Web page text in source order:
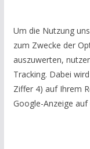
Um die Nutzung
zum Zwecke der
auszuwerten,
Tracking. Dabei
Ziffer 4) auf Ihrem
Google-Anzeige